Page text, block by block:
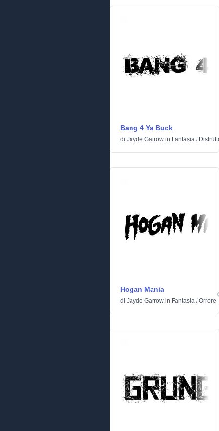
Bang 4 Ya Buck
di Jayde Garrow in Fantasia /
Hogan Mania
di Jayde Garrow in Fantasia /Orrore